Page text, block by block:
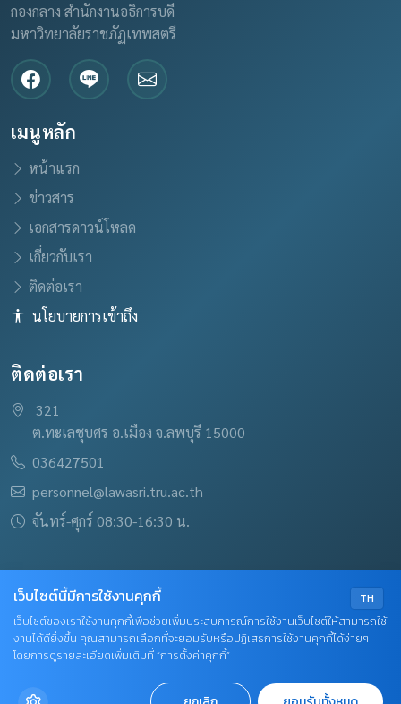
กองกลาง สำนักงานอธิการบดี
มหาวิทยาลัยราชภัฏเทพสตรี
เมนูหลัก
หน้าแรก
ข่าวสาร
เอกสารดาวน์โหลด
เกี่ยวกับเรา
ติดต่อเรา
นโยบายการเข้าถึง
ติดต่อเรา
321
ต.ทะเลชุบศร อ.เมือง จ.ลพบุรี 15000
036427501
personnel@lawasri.tru.ac.th
จันทร์-ศุกร์ 08:30-16:30 น.
© 2026 งานบริหารงานบุคคล สงวนลิขสิทธิ์
เข้าสู่ระบบ Admin
TH
เว็บไซต์นี้มีการใช้งานคุกกี้
เว็บไซต์ของเราใช้งานคุกกี้เพื่อช่วยเพิ่มประสบการณ์การใช้งานเว็บไซต์ให้สามารถใช้
งานได้ดียิ่งขึ้น คุณสามารถเลือกที่จะยอมรับหรือปฏิเสธการใช้งานคุกกี้ได้ง่ายๆ
โดยการดูรายละเอียดเพิ่มเติมที่ “การตั้งค่าคุกกี้”